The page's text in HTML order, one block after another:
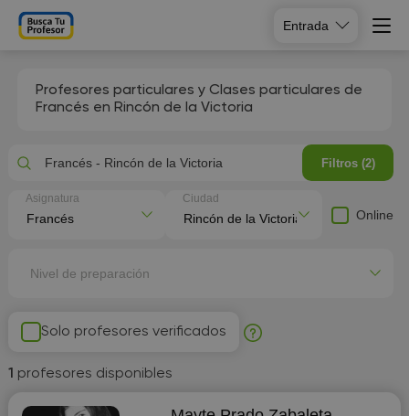
Entrada
Profesores particulares y Clases particulares de
Francés en Rincón de la Victoria
Solo profesores verificados
1 profesores disponibles
Francés - Rincón de la Victoria Filtros (2)
Asignatura Ciudad
Online
Nivel de preparación